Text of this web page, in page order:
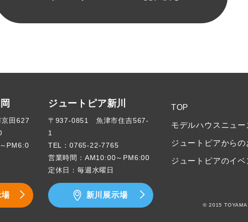
TOP
モデルハウスニュー
ジュートピアからの
ジュートピアのイベ
田627
PM6:0
ジュートピア新川
〒937-0851 魚津市住吉567-
1
TEL：0765-22-7765
営業時間：AM10:00～PM6:00
定休日：毎週水曜日
新川展示場
© 2015